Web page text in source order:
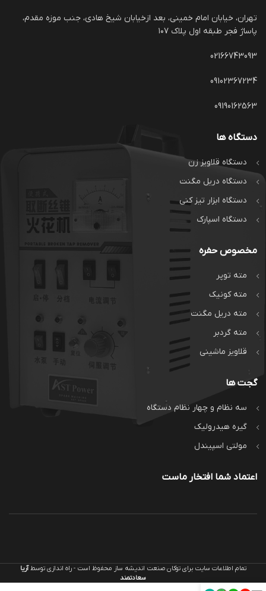
تهران، خیابان امام خمینی، بعد ازخیابان شیخ هادی، جنب موزه مقدم،
پاساژ فجر طبقه اول پلاک ۱۰۷
02166743093
09102367234
09190162563
دستگاه ها
دستگاه قلاویز زن
دستگاه دریل مگنت
دستگاه ابزار تیز کنی
دستگاه اسپارک
مخصوص حفره
مته توپر
مته کونیک
مته دریل مگنت
مته گردبر
قلاویز ماشینی
گجت ها
سه نظام و چهار نظام دستگاه
گیره هیدرولیک
مولتی اسپیندل
اعتماد شما افتخار ماست
تمام اطلاعات سایت برای توکان صنعت اندیشه ساز محفوظ است - راه اندازی توسطآریا
سعادتمند